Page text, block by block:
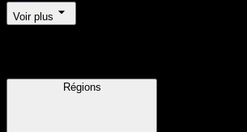
Voir plus
Régions